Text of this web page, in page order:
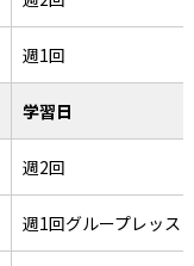
週1回
学習日
週2回
週1回グループレッス